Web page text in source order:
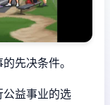
先决条件。
益事业的选